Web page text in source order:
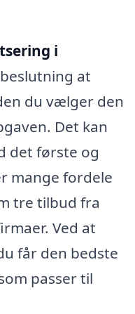
i
at
du vælger den
Det kan
det første og
mange fordele
tre tilbud fra
Ved at
får den bedste
passer til